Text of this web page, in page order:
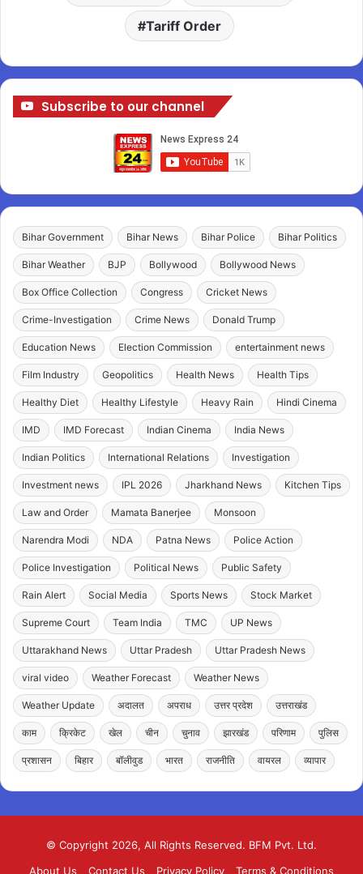
Tariff Order
Subscribe to our channel
Bihar Government Bihar News Bihar Police Bihar Politics
Bihar Weather BJP Bollywood Bollywood News
Box Office Collection Congress Cricket News
Crime-Investigation Crime News Donald Trump
Education News Election Commission entertainment news
Film Industry Geopolitics Health News Health Tips
Healthy Diet Healthy Lifestyle Heavy Rain Hindi Cinema
IMD IMD Forecast Indian Cinema India News
Indian Politics International Relations Investigation
Investment news IPL 2026 Jharkhand News Kitchen Tips
Law and Order Mamata Banerjee Monsoon
Narendra Modi NDA Patna News Police Action
Police Investigation Political News Public Safety
Rain Alert Social Media Sports News Stock Market
Supreme Court Team India TMC UP News
Uttarakhand News Uttar Pradesh Uttar Pradesh News
viral video Weather Forecast Weather News
Weather Update अदालत अपराध उत्तर प्रदेश उत्तराखंड
काम क्रिकेट खेल चीन चुनाव झारखंड परिणाम पुलिस
प्रशासन बिहार बॉलीवुड भारत राजनीति वायरल व्यापार
© Copyright 2026, All Rights Reserved. BFM Pvt. Ltd.
About Us
Contact Us Privacy Policy Terms & Conditions